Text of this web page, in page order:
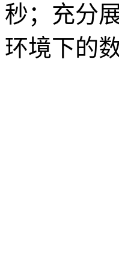
秒；充分
环境下的